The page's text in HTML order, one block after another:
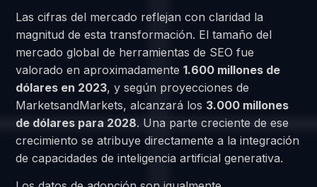
Las cifras del mercado reflejan con claridad la
magnitud de esta transformación. El tamaño del
mercado global de herramientas de SEO fue
valorado en aproximadamente1.600 millones de
dólares en 2023, y según proyecciones de
MarketsandMarkets, alcanzará los 3.000 millones
de dólares para 2028. Una parte creciente de ese
crecimiento se atribuye directamente a la integración
de capacidades de inteligencia artificial generativa.